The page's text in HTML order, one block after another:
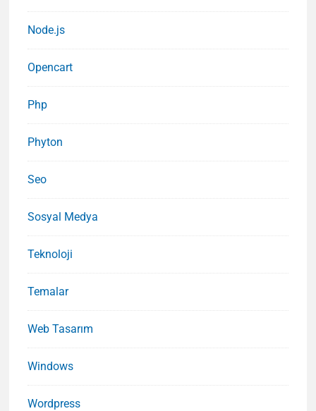
Node.js
Opencart
Php
Phyton
Seo
Sosyal Medya
Teknoloji
Temalar
Web Tasarım
Windows
Wordpress